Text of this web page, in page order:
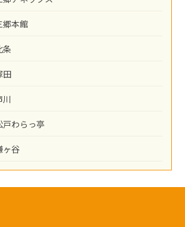
郷本館
条
田
川
戸わらっ亭
ヶ谷